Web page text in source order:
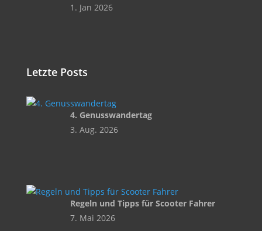
1. Jan 2026
Letzte Posts
4. Genusswandertag
3. Aug. 2026
Regeln und Tipps für Scooter Fahrer
7. Mai 2026